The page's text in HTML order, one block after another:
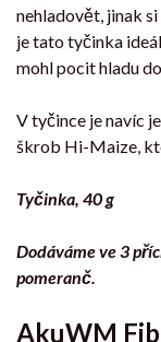
nehladovět, jinak
je tato tyčinka
mohl pocit hladu
V tyčince je navíc
škrob Hi-Maize,
Tyčinka, 40 g
Dodáváme ve 3
pomeranč.
AkuWM